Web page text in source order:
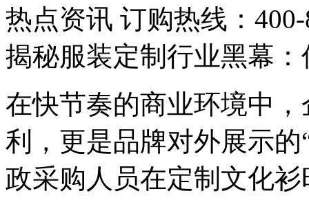
热点资讯 订购热线：
揭秘服装定制行业黑幕
在快节奏的商业环境中
利，更是品牌对外展示
政采购人员在定制文化